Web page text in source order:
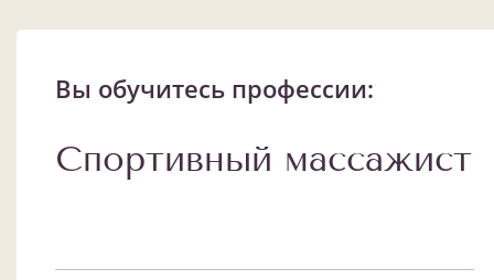
Вы обучитесь профессии:
Спортивный массажист